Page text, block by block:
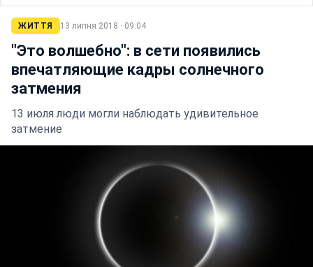
ЖИТТЯ 13 липня 2018 · 09:04
"Это волшебно": в сети появились
впечатляющие кадры солнечного
затмения
13 июля люди могли наблюдать удивительное
затмение